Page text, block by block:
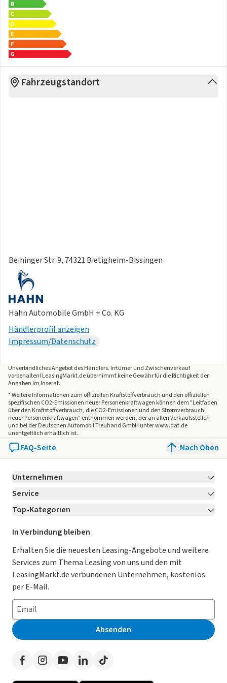
plus 2 entnehmbare Sitze in der 3. Sitzreihe
- 5 Jahre Herstellergarantie für Deutschland
- 6-Sitzer
- Allradantrieb
- Ambientebeleuchtung 30-farbig
- Ausweichunterstützung und Abbiegeassistent
WLTP-Werte. Zwischenverkauf und Irrtümer für dieses
Angebot sind ausdrücklich vorbehalten. Ausschlaggebend
sind einzig und allein die Vereinbarungen in der
Auftragsbestätigung oder im Kaufvertrag. Den genauen
Ausstattungsumfang, die genauen Kilometer und den
Verkaufspreis erhalten Sie von unserem Verkaufspersonal.
Bitte kontaktieren Sie uns.
Fahrzeugstandort
Beihinger Str. 9, 74321 Bietigheim-Bissingen
Hahn Automobile GmbH + Co. KG
Händlerprofil anzeigen
Impressum/Datenschutz
Unverbindliches Angebot desHändlers. Irrtümer und Zwischenverkauf
vorbehalten! LeasingMarkt.de übernimmt keine Gewähr für die Richtigkeit der
Angaben im Inserat.
* Weitere Informationen zum offiziellen Kraftstoffverbrauch und den offiziellen
spezifischen CO2-Emissionen neuer Personenkraftwagen können dem "Leitfaden
über den Kraftstoffverbrauch, die CO2-Emissionen und den Stromverbrauch
neuer Personenkraftwagen" entnommen werden, der an allen Verkaufsstellen
und bei der Deutschen Automobil Treuhand GmbH unter www.dat.de
unentgeltlich erhältlich ist.
FAQ-Seite Nach Oben
Unternehmen
Über LeasingMarkt.de
Karriere Jetzt bewerben!
Für Händler
Kooperation mit AutoScout24
AGB
Datenschutz
Impressum
Erklärung zur Barrierefreiheit
Presse
Service
Kontakt
Ratgeber
Magazin
Datenschutz-Einstellungen
So funktioniert’s
Häufig gestellte Fragen
Leasing-Lexikon
Auto-Tests
Werben auf LeasingMarkt.de
Top-Kategorien
Leasing Deals
Gebrauchtwagen Leasing
Leasing ohne Anzahlung
E-Auto Leasing
Privatleasing
Leasing-Vergleiche
Herstellerverzeichnis
Händlerverzeichnis
In Verbindung bleiben
Erhalten Sie die neuesten Leasing-Angebote und weitere
Services zum Thema Leasing von uns und den mit
LeasingMarkt.de verbundenen Unternehmen, kostenlos
per E-Mail.
Absenden